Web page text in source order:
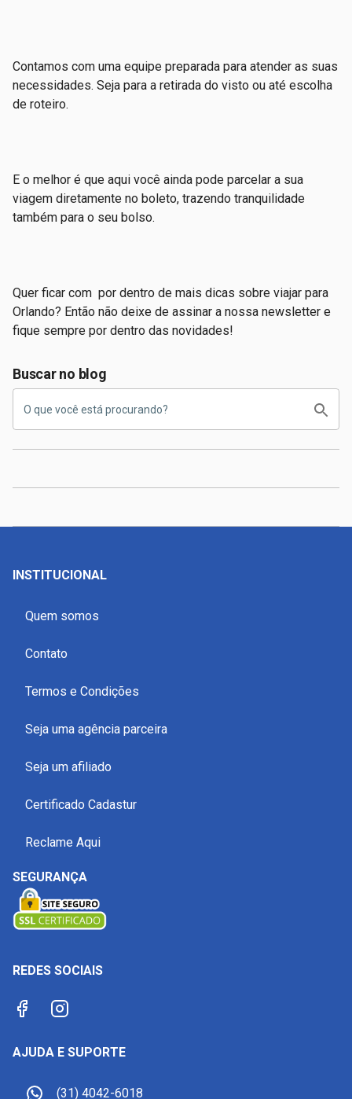
Contamos com uma equipe preparada para atender as suas
necessidades. Seja para a retirada do visto ou até escolha
de roteiro.
E o melhor é que aqui você ainda pode parcelar a sua
viagem diretamente no boleto, trazendo tranquilidade
também para o seu bolso.
Quer ficar com por dentro de mais dicas sobre viajar para
Orlando? Então não deixe de assinar a nossa newsletter e
fique sempre por dentro das novidades!
Buscar no blog
INSTITUCIONAL
Quem somos
Contato
Termos e Condições
Seja uma agência parceira
Seja um afiliado
Certificado Cadastur
Reclame Aqui
SEGURANÇA
REDES SOCIAIS
AJUDA E SUPORTE
(31) 4042-6018